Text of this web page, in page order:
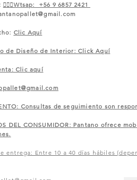
🙋🏼‍♀️Wtsap: +56 9 6857 2421
Clic Aquí
de Diseño de Interior: Click Aquí
Clic aquí
Consultas de seguimiento son
DEL CONSUMIDOR: Pantano ofrece
entrega: Entre 10 a 40 días hábiles